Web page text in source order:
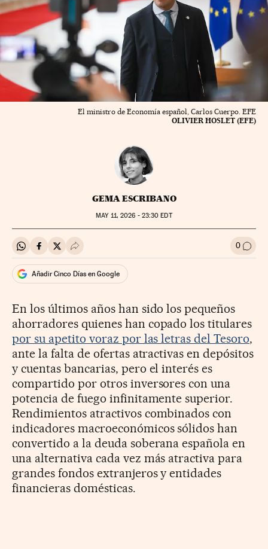
El ministro de Economía español, Carlos Cuerpo. EFE
OLIVIER HOSLET (EFE)
GEMA ESCRIBANO
MAY11, 2026 - 23:30 EDT
Compartir en Whatsapp
Compartir en Facebook
Compartir en Twitter
Desplegar Redes Sociales 0 Ir a
Añadir Cinco Días en Google
En los últimos años han sido los pequeños
ahorradores quienes han copado los titulares
por su apetito voraz por las letras del Tesoro,
ante la falta de ofertas atractivas en depósitos
y cuentas bancarias, pero el interés es
compartido por otros inversores con una
potencia de fuego infinitamente superior.
Rendimientos atractivos combinados con
indicadores macroeconómicos sólidos han
convertido a la deuda soberana española en
una alternativa cada vez más atractiva para
grandes fondos extranjeros y entidades
financieras domésticas.